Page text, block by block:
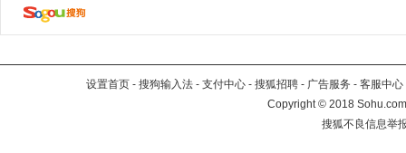
设置首页 - 搜狗输入法 - 支付中心 - 搜狐招聘 - 广告服务 - 客服中心
Copyright©2018
搜狐不良信息举